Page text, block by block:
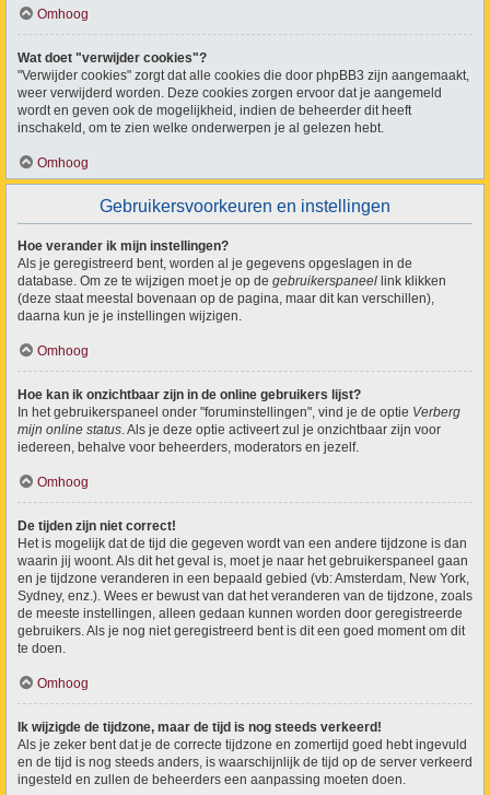
Omhoog
Wat doet "verwijder cookies"?
"Verwijder cookies" zorgt dat alle cookies die door phpBB3 zijn aangemaakt,
weer verwijderd worden. Deze cookies zorgen ervoor dat je aangemeld
wordt en geven ook de mogelijkheid, indien de beheerder dit heeft
inschakeld, om te zien welke onderwerpen je al gelezen hebt.
Omhoog
Gebruikersvoorkeuren en instellingen
Hoe verander ik mijn instellingen?
Als je geregistreerd bent, worden al je gegevens opgeslagen in de
database. Om ze te wijzigen moet je op de gebruikerspaneel link klikken
(deze staat meestal bovenaan op de pagina, maar dit kan verschillen),
daarna kun je je instellingen wijzigen.
Omhoog
Hoe kan ik onzichtbaar zijn in de online gebruikers lijst?
In het gebruikerspaneel onder "foruminstellingen", vind je de optie Verberg
mijn online status. Als je deze optie activeert zul je onzichtbaar zijn voor
iedereen, behalve voor beheerders, moderators en jezelf.
Omhoog
De tijden zijn niet correct!
Het is mogelijk dat de tijd die gegeven wordt van een andere tijdzone is dan
waarin jij woont. Als dit het geval is, moet je naar het gebruikerspaneel gaan
en je tijdzone veranderen in een bepaald gebied (vb: Amsterdam, New York,
Sydney, enz.). Wees er bewust van dat het veranderen van de tijdzone, zoals
de meeste instellingen, alleen gedaan kunnen worden door geregistreerde
gebruikers. Als je nog niet geregistreerd bent is dit een goed moment om dit
te doen.
Omhoog
Ik wijzigde de tijdzone, maar de tijd is nog steeds verkeerd!
Als je zeker bent dat je de correcte tijdzone en zomertijd goed hebt ingevuld
en de tijd is nog steeds anders, is waarschijnlijk de tijd op de server verkeerd
ingesteld en zullen de beheerders een aanpassing moeten doen.